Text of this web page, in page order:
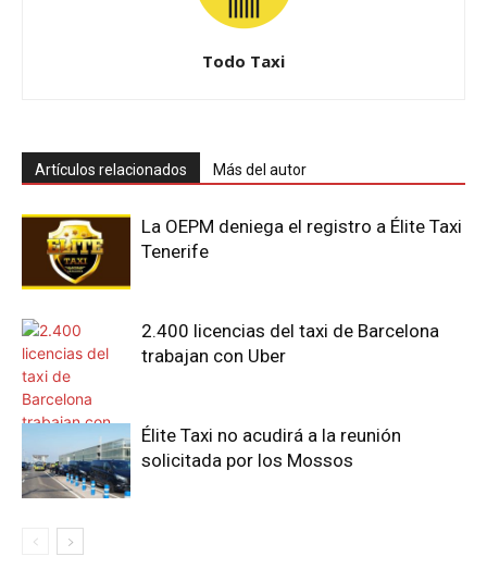
Todo Taxi
Artículos relacionados Más del autor
La OEPM deniega el registro a Élite Taxi
Tenerife
2.400 licencias del taxi de Barcelona
trabajan con Uber
Élite Taxi no acudirá a la reunión
solicitada por los Mossos